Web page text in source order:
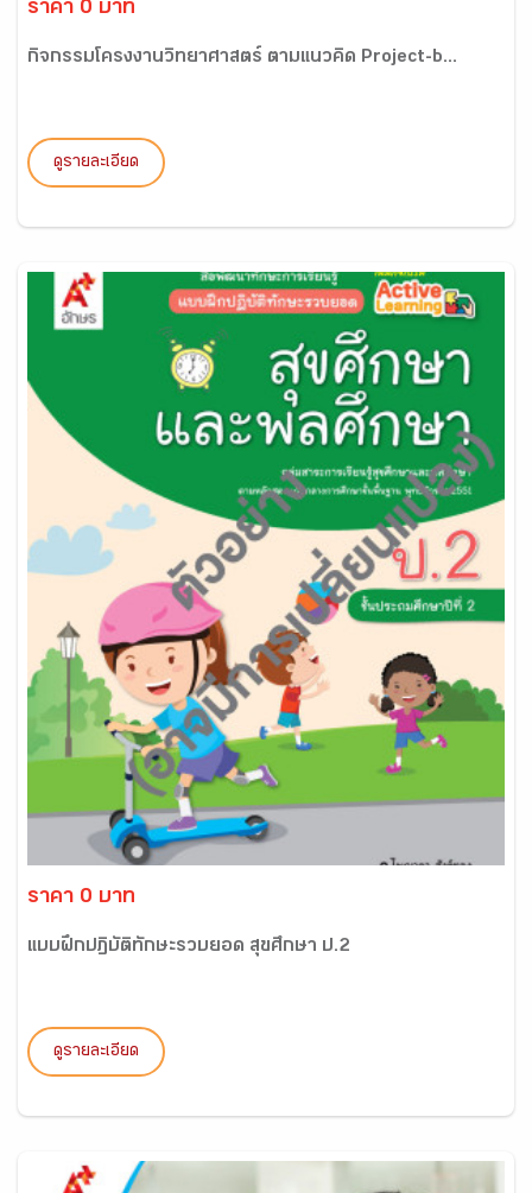
ราคา 0 บาท
กิจกรรมโครงงานวิทยาศาสตร์ ตามแนวคิด Project-b...
ดูรายละเอียด
ราคา 0 บาท
แบบฝึกปฏิบัติทักษะรวบยอด สุขศึกษา ป.2
ดูรายละเอียด